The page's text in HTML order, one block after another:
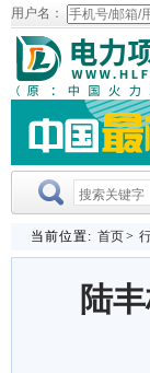
用户名：
当前位置: 首页>
陆